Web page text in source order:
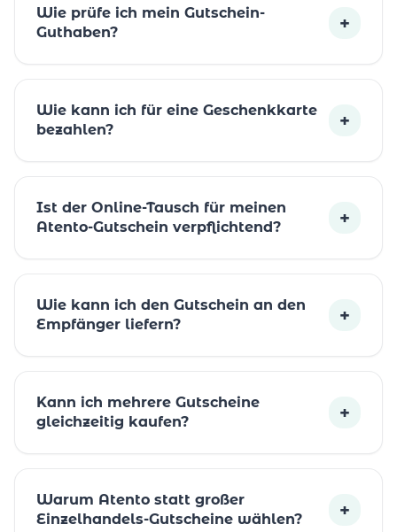
Wie prüfe ich mein Gutschein-
Guthaben?
+
Wie kann ich für eine Geschenkkarte
bezahlen?
+
Ist der Online-Tausch für meinen
Atento-Gutschein verpflichtend?
+
Wie kann ich den Gutschein an den
Empfänger liefern?
+
Kann ich mehrere Gutscheine
gleichzeitig kaufen?
+
Warum Atento statt großer
Einzelhandels-Gutscheine wählen?
+